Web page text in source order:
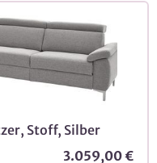
Stoff, Silber
3.059,00 €